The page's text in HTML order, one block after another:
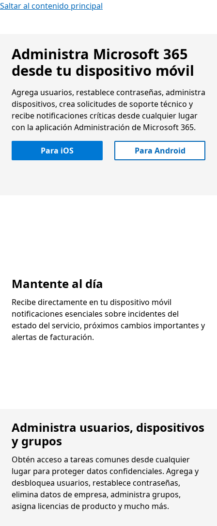
Saltar al contenido principal
Administra Microsoft 365
desde tu dispositivo móvil
Agrega usuarios, restablece contraseñas, administra
dispositivos, crea solicitudes de soporte técnico y
recibe notificaciones críticas desde cualquier lugar
con la aplicación Administración de Microsoft 365.
Para iOS Para Android
Mantente al día
Recibe directamente en tu dispositivo móvil
notificaciones esenciales sobre incidentes del
estado del servicio, próximos cambios importantes y
alertas de facturación.
Administra usuarios, dispositivos
y grupos
Obtén acceso a tareas comunes desde cualquier
lugar para proteger datos confidenciales. Agrega y
desbloquea usuarios, restablece contraseñas,
elimina datos de empresa, administra grupos,
asigna licencias de producto y mucho más.